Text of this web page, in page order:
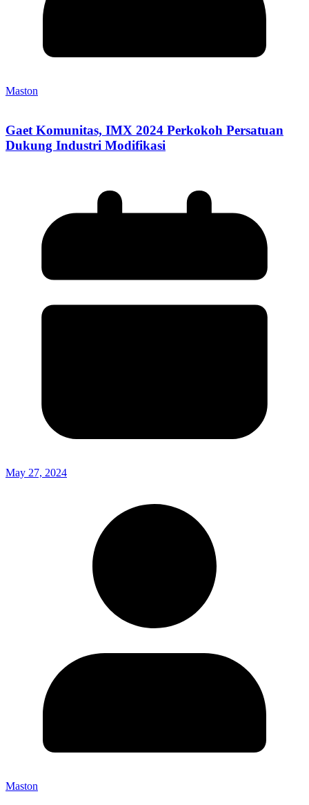
Maston
Gaet Komunitas, IMX 2024 Perkokoh Persatuan
Dukung Industri Modifikasi
May 27, 2024
Maston